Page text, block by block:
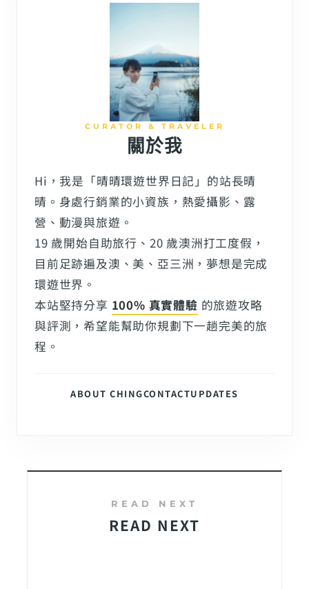
CURATOR & TRAVELER
關於我
Hi，我是「晴晴環遊世界日記」的站長晴
晴。身處行銷業的小資族，熱愛攝影、露
營、動漫與旅遊。
19 歲開始自助旅行、20 歲澳洲打工度假，
目前足跡遍及澳、美、亞三洲，夢想是完成
環遊世界。
本站堅持分享 100% 真實體驗 的旅遊攻略
與評測，希望能幫助你規劃下一趟完美的旅
程。
ABOUT CHINGCONTACTUPDATES
READ NEXT